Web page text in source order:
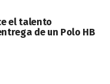
el talento
de un Polo HB